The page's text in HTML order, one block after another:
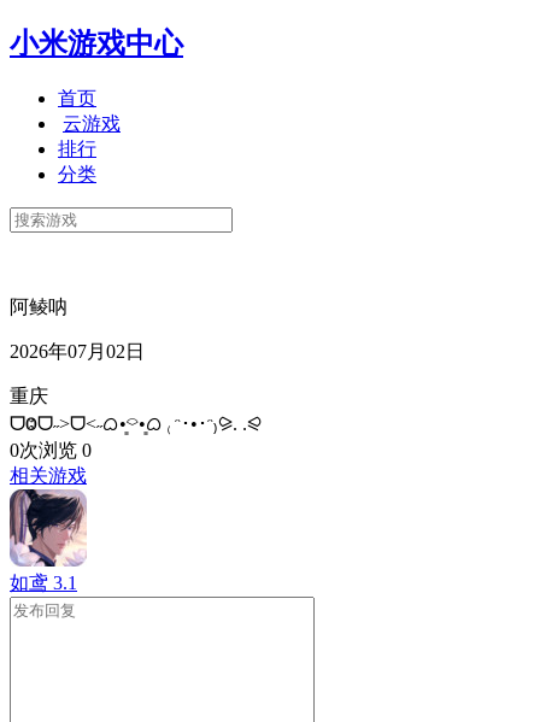
小米游戏中心
首页
云游戏
排行
分类
阿鲮呐
2026年07月02日
重庆
ᗜⰙᗜ˶>ᗜ<˶ᜊ•͈⌔•͈ᜊ₍ᵔ･•･ᵔ₎⪩. .⪨
0次浏览 0
相关游戏
如鸢 3.1